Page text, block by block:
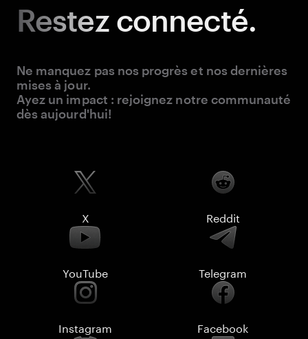
Restezconnecté.
Ne manquez pas nos progrès et nos dernières
mises à jour.
Ayez un impact : rejoignez notre communauté
dès aujourd'hui!
X Reddit
YouTube Telegram
Instagram Facebook